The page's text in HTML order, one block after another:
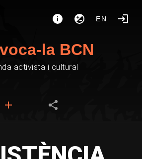
EN
la BCN
activista i cultural